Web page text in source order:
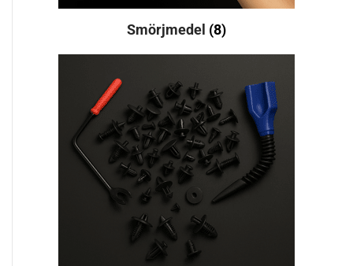
Smörjmedel (8)